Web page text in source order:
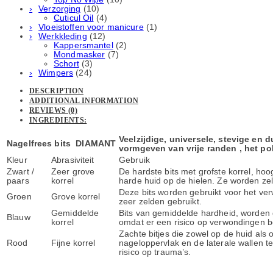
Verzorging (10)
Cuticul Oil (4)
Vloeistoffen voor manicure (1)
Werkkleding (12)
Kappersmantel (2)
Mondmasker (7)
Schort (3)
Wimpers (24)
DESCRIPTION
ADDITIONAL INFORMATION
REVIEWS (0)
INGREDIENTS:
Nagelfrees bits DIAMANT Veelzijdige, universele, stevige en
vormgeven van vrije randen , het
Kleur
Abrasiviteit
Gebruik
Zwart /
paars
Zeer grove
korrel
De hardste bits met grofste korrel,
harde huid op de hielen. Ze worden
Groen
Grove korrel
Deze bits worden gebruikt voor het
zeer zelden gebruikt.
Blauw
Gemiddelde
korrel
Bits van gemiddelde hardheid,
omdat er een risico op verwondingen
Rood Fijne korrel
Zachte bitjes die zowel op de huid als
nageloppervlak en de laterale wallen
risico op trauma’s.